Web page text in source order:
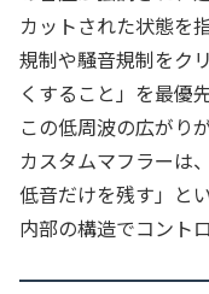
カットされた状態を
規制や騒音規制をク
くすること」を最優
この低周波の広がり
カスタムマフラーは
低音だけを残す」と
内部の構造でコント